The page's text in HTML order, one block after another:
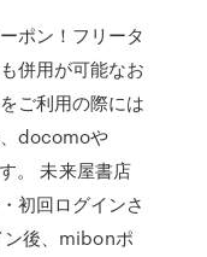
ポン！フリータ
併用が可能なお
ご利用の際には
docomoや
。 未来屋書店
初回ログインさ
後、mibonポ